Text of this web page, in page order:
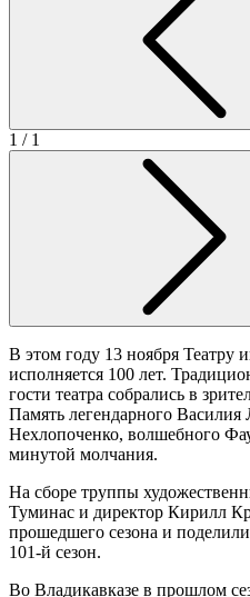
1 / 1
В этом году 13 ноября Театру
исполняется 100 лет.
гости театра собрались в
Память легендарного
Нехлопоченко, волшебного
минутой молчания.
На сборе труппы
Туминас и директор Кирилл
прошедшего сезона и
101-й сезон.
Во Владикавказе в прошлом